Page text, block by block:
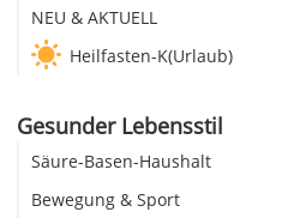
NEU & AKTUELL
Heilfasten-K(Urlaub)
Gesunder Lebensstil
Säure-Basen-Haushalt
Bewegung & Sport